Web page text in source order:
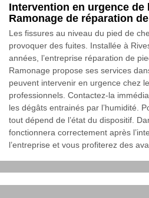
Intervention en urgence de
Ramonage de réparation
Les fissures au niveau du pied de
provoquer des fuites. Installée à
années, l’entreprise réparation de
Ramonage propose ses services
peuvent intervenir en urgence chez
professionnels. Contactez-la
les dégâts entrainés par l’humidité.
tout dépend de l’état du dispositif.
fonctionnera correctement après
l’entreprise et vous profiterez des